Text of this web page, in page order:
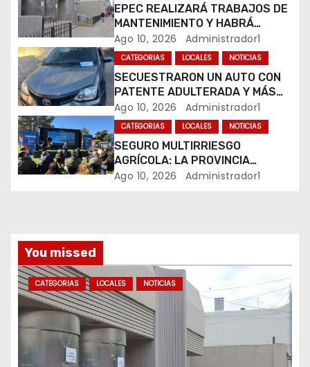
e
e
n
t
r
a
s
EPEC REALIZARÁ TRABAJOS DE
MANTENIMIENTO Y HABRÁ
CORTES DE LUZ EN DISTINTOS
SECTORES DE RÍO CUARTO
Ago 10, 2026 Administrador1
CATEGORIAS LOCALES NOTICIAS
SECUESTRARON UN AUTO CON
PATENTE ADULTERADA Y MÁS
DE 20 MOTOS DURANTE LOS
OPERATIVOS DEL FIN DE
SEMANA
Ago 10, 2026 Administrador1
CATEGORIAS LOCALES NOTICIAS
SEGURO MULTIRRIESGO
AGRÍCOLA: LA PROVINCIA
ENTREGÓ INDEMNIZACIONES A
Ago 10, 2026 Administrador1
You missed
CATEGORIAS LOCALES NOTICIAS